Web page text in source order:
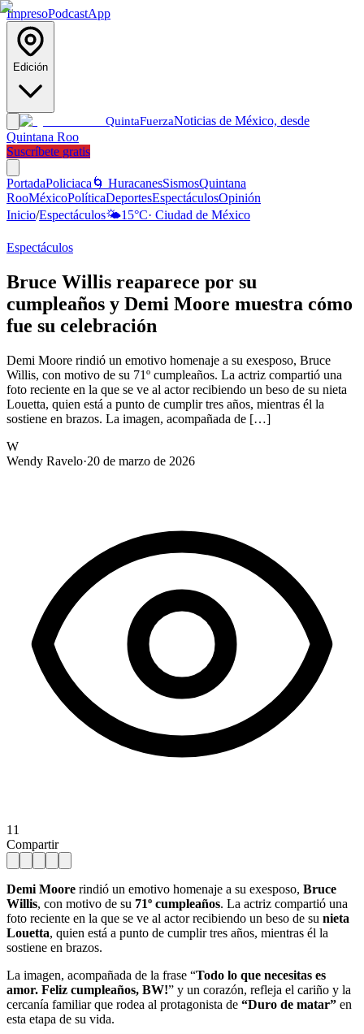
ImpresoPodcastApp
Edición
QuintaFuerzaNoticias de México, desde
Quintana Roo
Suscríbete gratis
PortadaPoliciaca 🌀 HuracanesSismosQuintana
RooMéxicoPolíticaDeportesEspectáculosOpinión
Inicio/Espectáculos🌤️15°C· Ciudad de México
Espectáculos
Bruce Willis reaparece por su
cumpleaños y Demi Moore muestra cómo
fue su celebración
Demi Moore rindió un emotivo homenaje a su exesposo, Bruce
Willis, con motivo de su 71º cumpleaños. La actriz compartió una
foto reciente en la que se ve al actor recibiendo un beso de su nieta
Louetta, quien está a punto de cumplir tres años, mientras él la
sostiene en brazos. La imagen, acompañada de […]
W
Wendy Ravelo·20 de marzo de 2026
11
Compartir
Demi Moore rindió un emotivo homenaje a su exesposo, Bruce
Willis, con motivo de su 71º cumpleaños. La actriz compartió una
foto reciente en la que se ve al actor recibiendo un beso de su nieta
Louetta, quien está a punto de cumplir tres años, mientras él la
sostiene en brazos.
La imagen, acompañada de la frase “Todo lo que necesitas es
amor. Feliz cumpleaños, BW!” y un corazón, refleja el cariño y la
cercanía familiar que rodea al protagonista de “Duro de matar” en
esta etapa de su vida.